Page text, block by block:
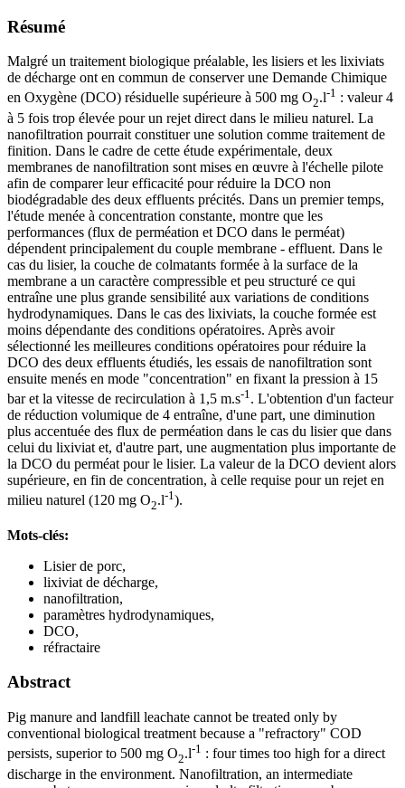
Résumé
Malgré un traitement biologique préalable, les lisiers et les lixiviats
de décharge ont en commun de conserver une Demande Chimique
en Oxygène (DCO) résiduelle supérieure à 500 mg O2.l-1 : valeur 4
à 5 fois trop élevée pour un rejet direct dans le milieu naturel. La
nanofiltration pourrait constituer une solution comme traitement de
finition. Dans le cadre de cette étude expérimentale, deux
membranes de nanofiltration sont mises en œuvre à l'échelle pilote
afin de comparer leur efficacité pour réduire la DCO non
biodégradable des deux effluents précités. Dans un premier temps,
l'étude menée à concentration constante, montre que les
performances (flux de perméation et DCO dans le perméat)
dépendent principalement du couple membrane - effluent. Dans le
cas du lisier, la couche de colmatants formée à la surface de la
membrane a un caractère compressible et peu structuré ce qui
entraîne une plus grande sensibilité aux variations de conditions
hydrodynamiques. Dans le cas des lixiviats, la couche formée est
moins dépendante des conditions opératoires. Après avoir
sélectionné les meilleures conditions opératoires pour réduire la
DCO des deux effluents étudiés, les essais de nanofiltration sont
ensuite menés en mode "concentration" en fixant la pression à 15
bar et la vitesse de recirculation à 1,5 m.s-1 . L'obtention d'un facteur
de réduction volumique de 4 entraîne, d'une part, une diminution
plus accentuée des flux de perméation dans le cas du lisier que dans
celui du lixiviat et, d'autre part, une augmentation plus importante de
la DCO du perméat pour le lisier. La valeur de la DCO devient alors
supérieure, en fin de concentration, à celle requise pour un rejet en
milieu naturel (120 mg O2.l-1).
Mots-clés:
Lisier de porc,
lixiviat de décharge,
nanofiltration,
paramètres hydrodynamiques,
DCO,
réfractaire
Abstract
Pig manure and landfill leachate cannot be treated only by
conventional biological treatment because a "refractory" COD
persists, superior to 500 mg O2.l-1 : four times too high for a direct
discharge in the environment. Nanofiltration, an intermediate